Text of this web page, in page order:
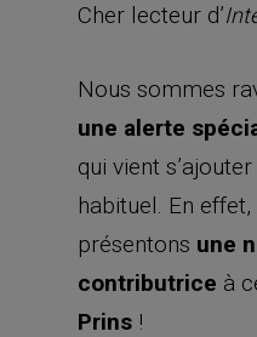
Cher lecteur d’
Nous sommes
une alerte
qui vient
habituel. En
présentons une
contributrice à
Prins !